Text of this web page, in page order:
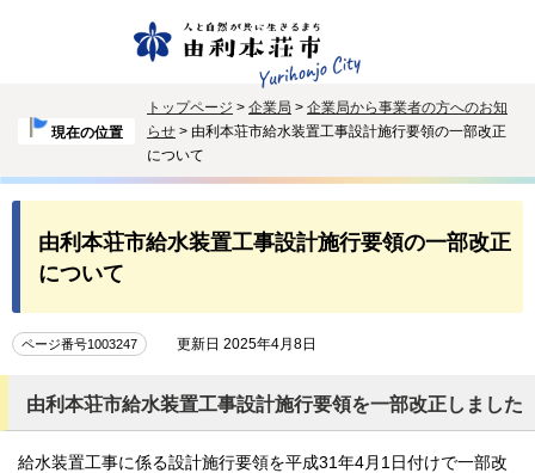
現在の位置
トップページ > 企業局 > 企業局から事業者の方へのお知
らせ > 由利本荘市給水装置工事設計施行要領の一部改正
について
由利本荘市給水装置工事設計施行要領の一部改正
について
ページ番号1003247 更新日 2025年4月8日
由利本荘市給水装置工事設計施行要領を一部改正しました
給水装置工事に係る設計施行要領を平成31年4月1日付けで一部改